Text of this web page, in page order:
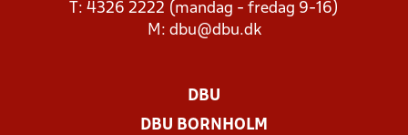
T: 4326 2222 (mandag - fredag 9-16)
M: dbu@dbu.dk
DBU
DBU BORNHOLM